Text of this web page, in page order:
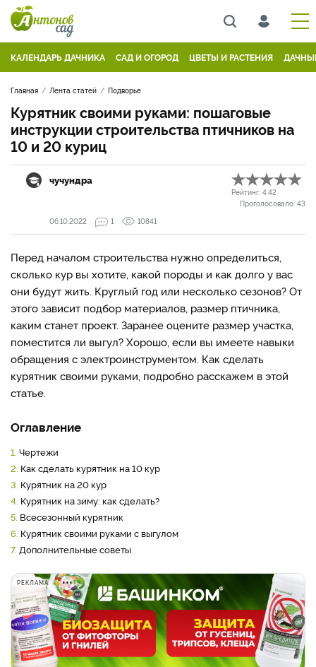
КАЛЕНДАРЬ ДАЧНИКА САД И ОГОРОД ЦВЕТЫ И РАСТЕНИЯ
Главная Лента статей Подворье
Курятник своими руками: пошаговые
инструкции строительства птичников на
10 и 20 куриц
чучундра
Рейтинг: 4.42
Проголосовало: 43
06.10.2022
1 10841
Перед началом строительства нужно определиться,
сколько кур вы хотите, какой породы и как долго у вас
они будут жить. Круглый год или несколько сезонов? От
этого зависит подбор материалов, размер птичника,
каким станет проект. Заранее оцените размер участка,
поместится ли выгул? Хорошо, если вы имеете навыки
обращения с электроинструментом. Как сделать
курятник своими руками, подробно расскажем в этой
статье.
Оглавление
1. Чертежи
2. Как сделать курятник на 10 кур
3. Курятник на 20 кур
4. Курятник на зиму: как сделать?
5. Всесезонный курятник
6. Курятник своими руками с выгулом
7. Дополнительные советы
РЕКЛАМА